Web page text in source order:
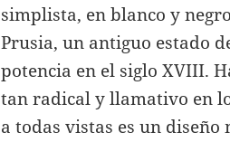
simplista, en blanco y
Prusia, un antiguo estado
potencia en el siglo XVIII.
tan radical y llamativo en
a todas vistas es un